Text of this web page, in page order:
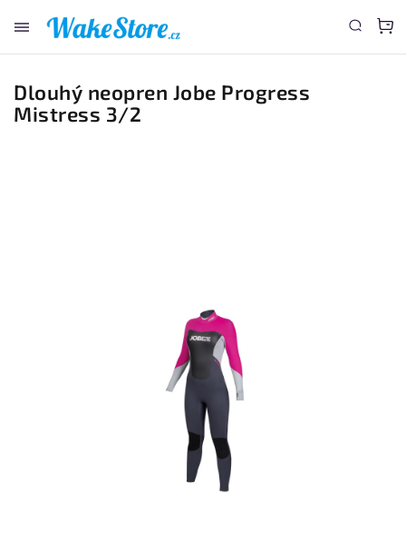
Dlouhý neopren Jobe Progress
Mistress 3/2
www.wakestore.cz - Chat